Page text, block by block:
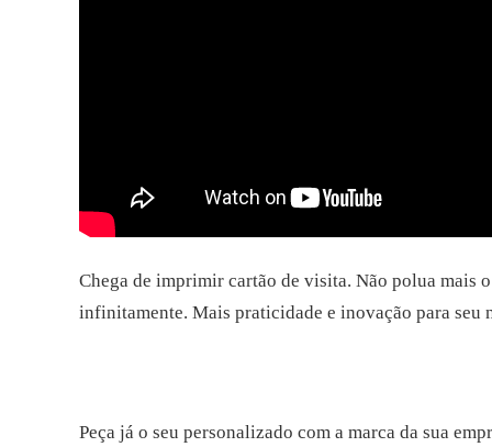
Chega de imprimir cartão de visita. Não polua mais
infinitamente. Mais praticidade e inovação para seu
Peça já o seu personalizado com a marca da sua